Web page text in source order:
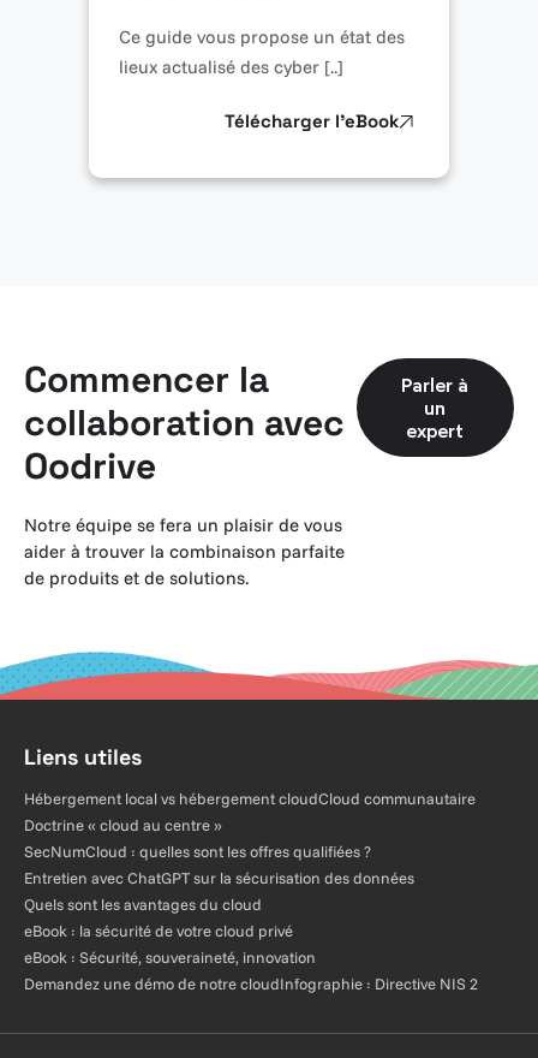
Ce guide vous propose un état des
lieux actualisé des cyber [..]
Télécharger l’eBook
Commencer la
collaboration avec
Oodrive
Notre équipe se fera un plaisir de vous
aider à trouver la combinaison parfaite
de produits et de solutions.
Parler à
un
expert
Liens utiles
Hébergement local vs hébergement cloudCloud communautaire
Doctrine « cloud au centre »
SecNumCloud : quelles sont les offres qualifiées ?
Entretien avec ChatGPT sur la sécurisation des données
Quels sont les avantages du cloud
eBook : la sécurité de votre cloud privé
eBook : Sécurité, souveraineté, innovation
Demandez une démo de notre cloudInfographie : Directive NIS 2